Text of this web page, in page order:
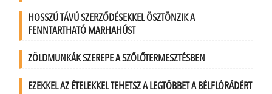
HOSSZÚ TÁVÚ SZERZŐDÉSEKKEL ÖSZTÖNZIK A
FENNTARTHATÓ MARHAHÚST
ZÖLDMUNKÁK SZEREPE A SZŐLŐTERMESZTÉSBEN
EZEKKEL AZ ÉTELEKKEL TEHETSZ A LEGTÖBBET A BÉLFLÓRÁDÉRT